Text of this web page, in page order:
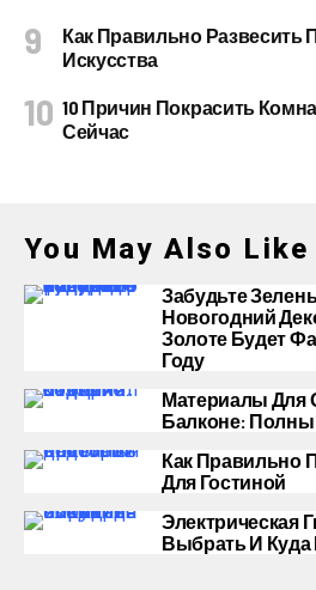
Как Правильно Развесить
Искусства
10 Причин Покрасить
Сейчас
You May Also Like
Забудьте
Новогодний
Золоте Будет
Году
Материалы Для
Балконе:
Как Правильно
Для Гостиной
Электрическая
Выбрать И Куда